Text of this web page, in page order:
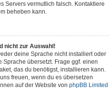
Servers vermutlich falsch. Kontaktiere
beheben kann.
nicht zur Auswahl!
deine Sprache nicht installiert oder
übersetzt. Frage ggf. einen
das du benötigst, installieren kann.
freuen, wenn du es übersetzen
auf der Website von phpBB Limited